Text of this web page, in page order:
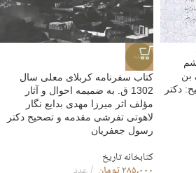
بن
دکتر
جدید
کتاب سفرنامه کربلای معلی سال
1302 ق. به ضمیمه احوال و آثار
مؤلف اثر میرزا مهدی بدایع نگار
لاهوتی تفرشی مقدمه و تصحیح دکتر
رسول جعفریان
کتابخانه تاریخ